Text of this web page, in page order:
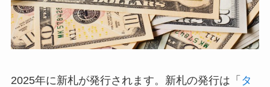
2025年に新札が発行されます。新札の発行は「 タ